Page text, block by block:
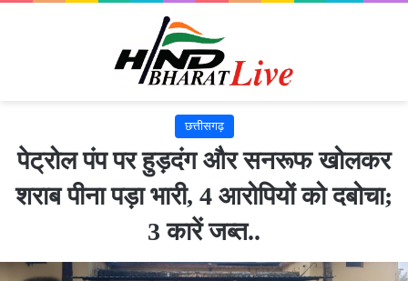
छत्तीसगढ़
पेट्रोल पंप पर हुड़दंग और सनरूफ खोलकर
शराब पीना पड़ा भारी, 4 आरोपियों को दबोचा;
3 कारें जब्त..